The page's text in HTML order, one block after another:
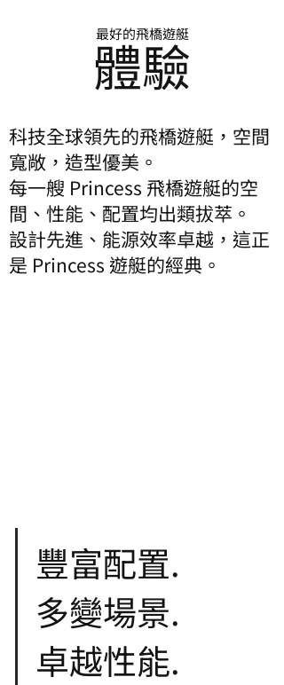
體驗
最好的飛橋遊艇
科技全球領先的飛橋遊艇，空間
寬敞，造型優美。
每一艘 Princess 飛橋遊艇的空
間、性能、配置均出類拔萃。
設計先進、能源效率卓越，這正
是 Princess 遊艇的經典。
豐富配置.
多變場景.
卓越性能.